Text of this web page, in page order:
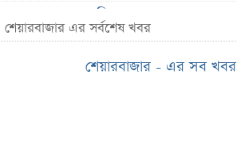
ভারতকে ‘৭ নম্বর বিপদ সংকেত’ দেখাল
সরকারি কর্মীদের বেতন বাড়ানো নিয়ে যা
শেয়ারবাজার এর সর্বশেষ খবর
শেয়ারবাজার - এর সব খবর